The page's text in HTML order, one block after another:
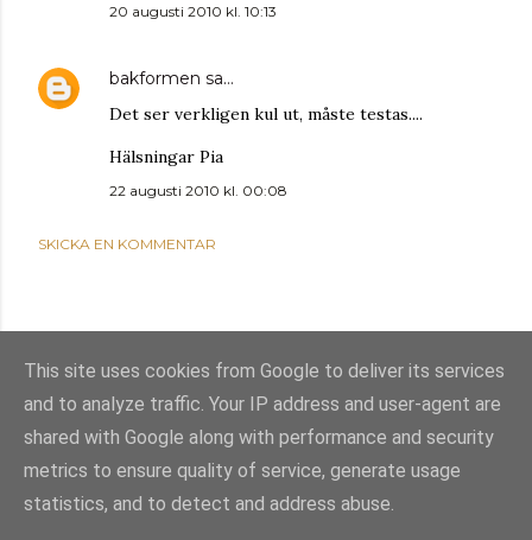
20 augusti 2010 kl. 10:13
bakformen sa…
Det ser verkligen kul ut, måste testas....
Hälsningar Pia
22 augusti 2010 kl. 00:08
SKICKA EN KOMMENTAR
Använder Blogger
This site uses cookies from Google to deliver its services
and to analyze traffic. Your IP address and user-agent are
shared with Google along with performance and security
metrics to ensure quality of service, generate usage
statistics, and to detect and address abuse.